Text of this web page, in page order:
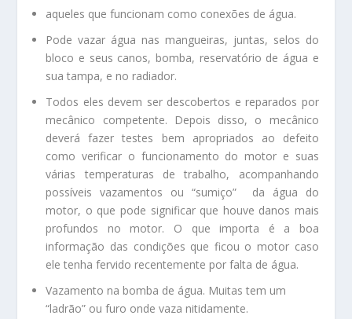
aqueles que funcionam como conexões de água.
Pode vazar água nas mangueiras, juntas, selos do
bloco e seus canos, bomba, reservatório de água e
sua tampa, e no radiador.
Todos eles devem ser descobertos e reparados por
mecânico competente. Depois disso, o mecânico
deverá fazer testes bem apropriados ao defeito
como verificar o funcionamento do motor e suas
várias temperaturas de trabalho, acompanhando
possíveis vazamentos ou “sumiço” da água do
motor, o que pode significar que houve danos mais
profundos no motor. O que importa é a boa
informação das condições que ficou o motor caso
ele tenha fervido recentemente por falta de água.
Vazamento na bomba de água. Muitas tem um
“ladrão” ou furo onde vaza nitidamente.